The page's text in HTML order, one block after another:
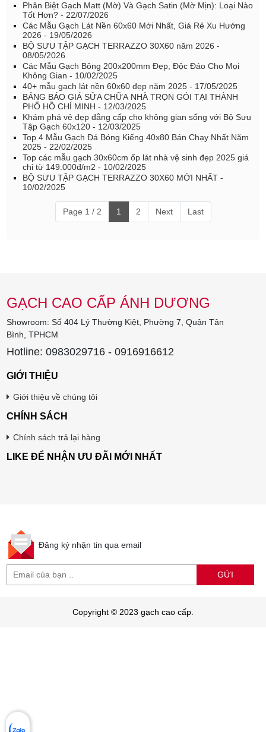
Phân Biệt Gạch Matt (Mờ) Và Gạch Satin (Mờ Mịn): Loại Nào
Tốt Hơn? - 22/07/2026
Các Mẫu Gạch Lát Nền 60x60 Mới Nhất, Giá Rẻ Xu Hướng
2026 - 19/05/2026
BỘ SƯU TẬP GẠCH TERRAZZO 30X60 năm 2026 -
08/05/2026
Các Mẫu Gạch Bông 200x200mm Đẹp, Độc Đáo Cho Mọi
Không Gian - 10/02/2025
40+ mẫu gạch lát nền 60x60 đẹp năm 2025 - 17/05/2025
BẢNG BÁO GIÁ SỬA CHỮA NHÀ TRỌN GÓI TẠI THÀNH
PHỐ HỒ CHÍ MINH - 12/03/2025
Khám phá vẻ đẹp đẳng cấp cho không gian sống với Bộ Sưu
Tập Gạch 60x120 - 12/03/2025
Top 4 Mẫu Gạch Đá Bóng Kiếng 40x80 Bán Chạy Nhất Năm
2025 - 22/02/2025
Top các mẫu gạch 30x60cm ốp lát nhà vệ sinh đẹp 2025 giá
chỉ từ 149.000đ/m2 - 10/02/2025
BỘ SƯU TẬP GẠCH TERRAZZO 30X60 MỚI NHẤT -
10/02/2025
Page 1 / 2 1 2 Next Last
GẠCH CAO CẤP ÁNH DƯƠNG
Showroom: Số 404 Lý Thường Kiệt, Phường 7, Quận Tân
Bình, TPHCM
Hotline: 0983029716 - 0916916612
GIỚI THIỆU
Giới thiệu về chúng tôi
CHÍNH SÁCH
Chính sách trả lại hàng
LIKE ĐỂ NHẬN ƯU ĐÃI MỚI NHẤT
Đăng ký nhận tin qua email
GỬI
Copyright © 2023 gạch cao cấp.